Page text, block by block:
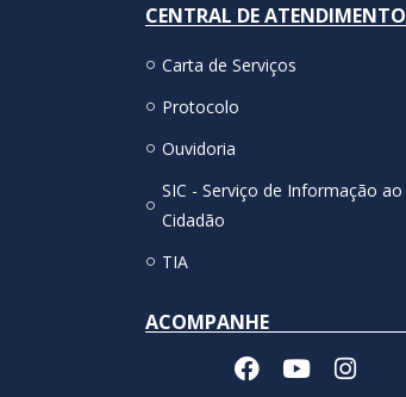
CENTRAL DE ATENDIMENTO
Carta de Serviços
Protocolo
Ouvidoria
SIC - Serviço de Informação ao
Cidadão
TIA
ACOMPANHE